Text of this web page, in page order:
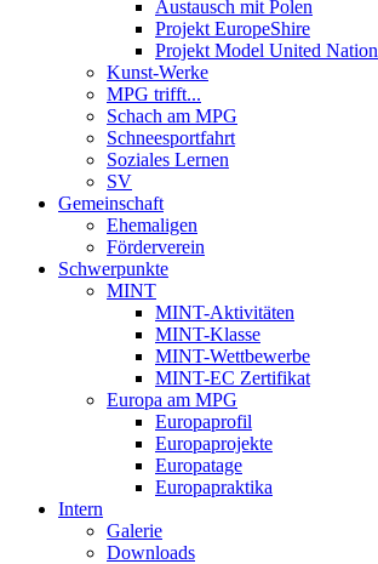
Austausch mit Polen
Projekt EuropeShire
Projekt Model United
Kunst-Werke
MPG trifft...
Schach am MPG
Schneesportfahrt
Soziales Lernen
SV
Gemeinschaft
Ehemaligen
Förderverein
Schwerpunkte
MINT
MINT-Aktivitäten
MINT-Klasse
MINT-Wettbewerbe
MINT-EC Zertifikat
Europa am MPG
Europaprofil
Europaprojekte
Europatage
Europapraktika
Intern
Galerie
Downloads